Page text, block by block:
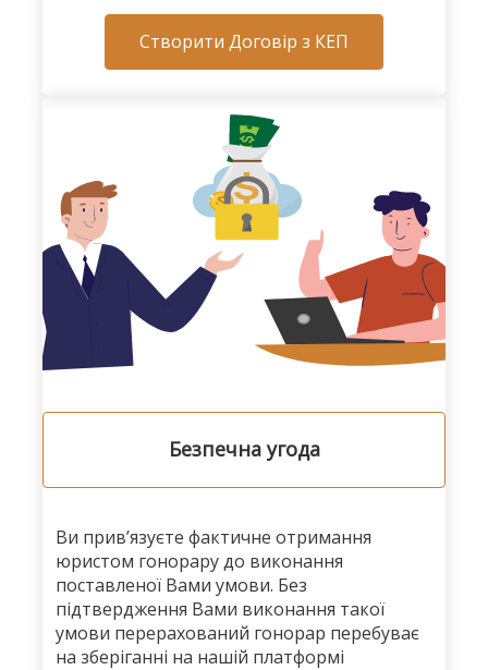
Створити Договір з КЕП
Безпечна угода
Ви прив’язуєте фактичне отримання
юристом гонорару до виконання
поставленої Вами умови. Без
підтвердження Вами виконання такої
умови перерахований гонорар перебуває
на зберіганні на нашій платформі